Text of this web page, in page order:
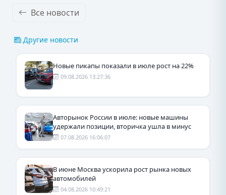
Все новости
Другие новости
Новые пикапы показали в июле рост на 22%
09.08.2026 13:27:36
Авторынок России в июле: новые машины
удержали позиции, вторичка ушла в минус
07.08.2026 16:06:07
В июне Москва ускорила рост рынка новых
автомобилей
04.08.2026 10:49:21